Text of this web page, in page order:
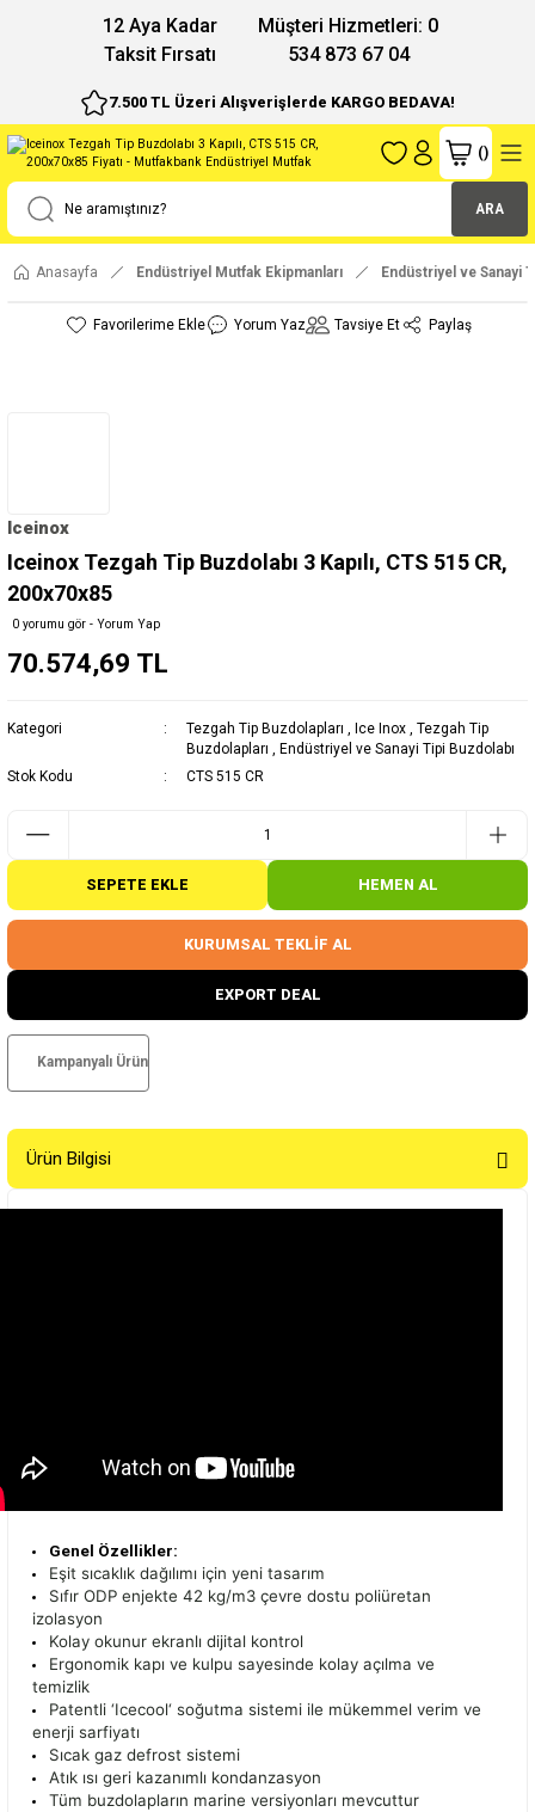
12 Aya Kadar
Taksit Fırsatı
Müşteri Hizmetleri: 0
534 873 67 04
7.500 TL Üzeri Alışverişlerde KARGO BEDAVA!
ARA
()
Anasayfa Endüstriyel Mutfak Ekipmanları Endüstriyel ve Sanayi
Yorum Yaz Tavsiye Et Paylaş
Iceinox
Iceinox Tezgah Tip Buzdolabı 3 Kapılı, CTS 515 CR,
200x70x85
0 yorumu gör - Yorum Yap
70.574,69 TL
Kategori Tezgah Tip Buzdolapları Ice Inox
Tezgah Tip
Buzdolapları
Endüstriyel ve Sanayi Tipi Buzdolabı
Stok Kodu
CTS 515 CR
SEPETE EKLE HEMEN AL
KURUMSAL TEKLİF AL
EXPORT DEAL
Kampanyalı Ürün
Ürün Bilgisi
Genel Özellikler:
Eşit sıcaklık dağılımı için yeni tasarım
Sıfır ODP enjekte 42 kg/m3 çevre dostu poliüretan
izolasyon
Kolay okunur ekranlı dijital kontrol
Ergonomik kapı ve kulpu sayesinde kolay açılma ve
temizlik
Patentli ‘Icecool‘ soğutma sistemi ile mükemmel verim ve
enerji sarfiyatı
Sıcak gaz defrost sistemi
Atık ısı geri kazanımlı kondanzasyon
Tüm buzdolapların marine versiyonları mevcuttur